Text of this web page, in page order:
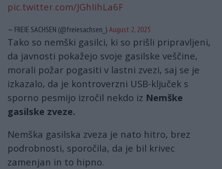
pic.twitter.com/JGhIihLa6F
— FREIE SACHSEN (@freiesachsen_) August 2, 2025
Tako so nemški gasilci, ki so prišli pripravljeni,
da javnosti pokažejo svoje gasilske veščine,
morali požar pogasiti v lastni zvezi, saj se je
izkazalo, da je kontroverzni USB-ključek s
sporno pesmijo izročil nekdo iz Nemške
gasilske zveze.
Nemška gasilska zveza je nato hitro, brez
podrobnosti, sporočila, da je bil krivec
zamenjan in to hipno.